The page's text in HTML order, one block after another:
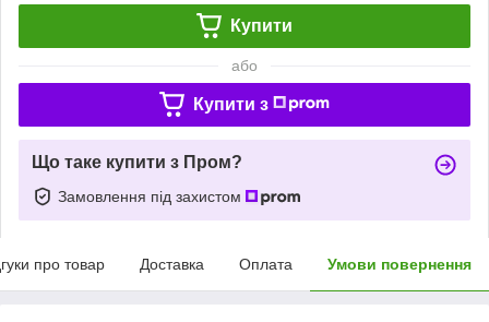
Купити
або
Купити з
Що таке купити з Пром?
Замовлення під захистом
про товар Доставка Оплата Умови повернення